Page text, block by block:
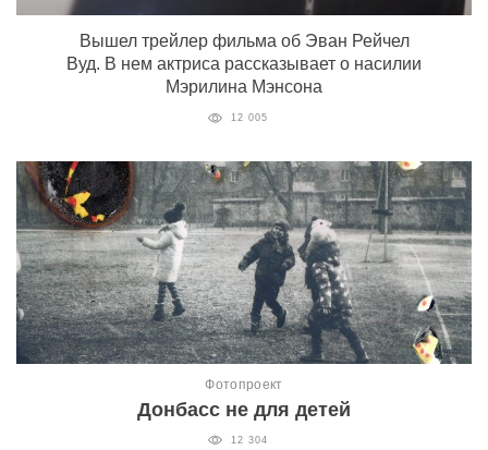
Вышел трейлер фильма об Эван Рейчел
Вуд. В нем актриса рассказывает о насилии
Мэрилина Мэнсона
12 005
Фотопроект
Донбасс не для детей
12 304